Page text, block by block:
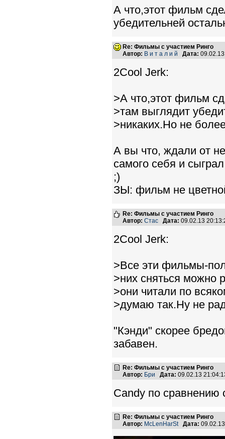
А что,этот фильм
убедительней
Re: Фильмы с участием Ринго
Автор: В и т а л и й Дата:
2Cool Jerk:
>А что,этот фильм
>там выглядит
>никаких.Но не
А вы что, ждали от
самого себя и
;)
ЗЫ: фильм не
Re: Фильмы с участием Ринго
Автор: Стас Дата: 09.02.13
2Cool Jerk:
>Все эти фильмы-
>них сняться можно
>они читали по
>думаю так.Ну не
"Кэнди" скорее
забавен.
Re: Фильмы с участием Ринго
Автор: Бри Дата: 09.02.13
Candy по сравнению
Re: Фильмы с участием Ринго
Автор: McLenHarSt Дата: